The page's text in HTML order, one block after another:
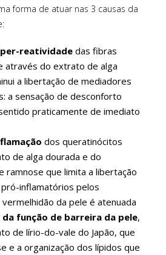
forma de atuar nas 3 causas da
reatividade das fibras
através do extrato de alga
a libertação de mediadores
a sensação de desconforto
praticamente de imediato
dos queratinócitos
de alga dourada e do
ramnose que limita a libertação
inflamatórios pelos
da pele é atenuada
função de barreira da pele,
de lírio-do-vale do Japão, que
e a organização dos lípidos que